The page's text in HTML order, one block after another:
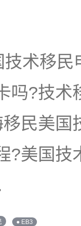
技术移
吗?技术
民美国
?美国
● EB3